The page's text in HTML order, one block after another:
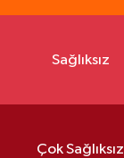
Sağlıksız
Çok Sağlıksız